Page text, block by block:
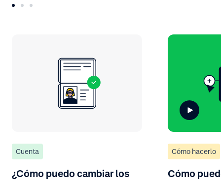
Cuenta
¿Cómo puedo cambiar los
Cómo hacerlo
Cómo